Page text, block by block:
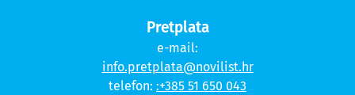
Pretplata
e-mail:
info.pretplata@novilist.hr
telefon: :+385 51 650 043